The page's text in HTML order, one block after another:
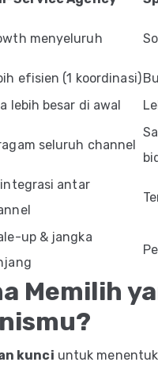
menyeluruh
efisien (1 koordinasi)
lebih besar di awal
seluruh channel
antar
up & jangka
Memilih
kunci untuk